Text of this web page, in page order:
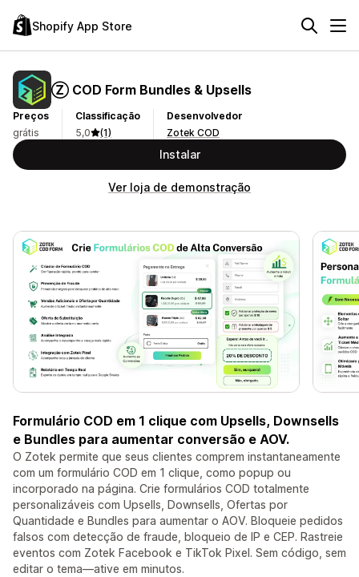
Shopify App Store
Ⓩ COD Form Bundles & Upsells
Preços
grátis
Classificação
5,0
(1)
Desenvolvedor
Zotek COD
Instalar
Ver loja de demonstração
Formulário COD em 1 clique com Upsells, Downsells
e Bundles para aumentar conversão e AOV.
O Zotek permite que seus clientes comprem instantaneamente
com um formulário COD em 1 clique, como popup ou
incorporado na página. Crie formulários COD totalmente
personalizáveis com Upsells, Downsells, Ofertas por
Quantidade e Bundles para aumentar o AOV. Bloqueie pedidos
falsos com detecção de fraude, bloqueio de IP e CEP. Rastreie
eventos com Zotek Facebook e TikTok Pixel. Sem código, sem
editar o tema—ative em minutos.